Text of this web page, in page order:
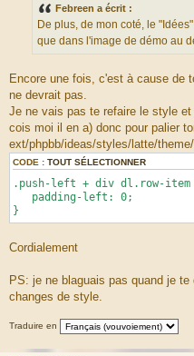
Febreen a écrit :
De plus, de mon coté, le
que dans l'image de démo au
Encore une fois, c'est à cause de
ne devrait pas.
Je ne vais pas te refaire le style
cois moi il en a) donc pour palier
ext/phpbb/ideas/styles/latte/
CODE : TOUT SÉLECTIONNER
.push-left + div dl.row-
padding-left: 0;
}
Cordialement
PS: je ne blaguais pas quand je
changes de style.
Traduire en